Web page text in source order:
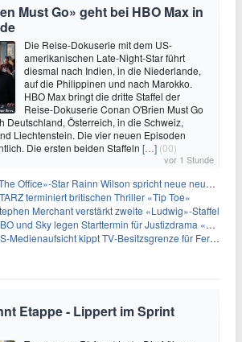
Must Go» geht bei HBO Max in
Die Reise-Dokuserie mit dem US-
amerikanischen Late-Night-Star führt
diesmal nach Indien, in die Niederlande,
auf die Philippinen und nach Marokko.
HBO Max bringt die dritte Staffel der
Reise-Dokuserie Conan O'Brien Must Go
Deutschland, Österreich, in die Schweiz,
Liechtenstein. Die vier neuen Episoden
Die ersten beiden Staffeln […] (00)
vor 1 Stunde
Office»-Star Rainn Wilson spricht neue neuseeländische Serie «Settling»
terminiert britischen Thriller «Tip Toe»
Merchant verstärkt zweite «Ludwig»-Staffel
und Sky legen Starttermin für Justizdrama «War» fest
Medienaufsicht kippt TV-Besitzsgrenze für Fernsehsender
Etappe - Lippert im Sprint